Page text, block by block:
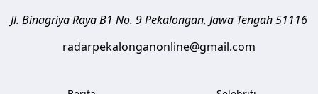
Jl. Binagriya Raya B1 No. 9Pekalongan, Jawa Tengah51116
radarpekalonganonline@gmail.com